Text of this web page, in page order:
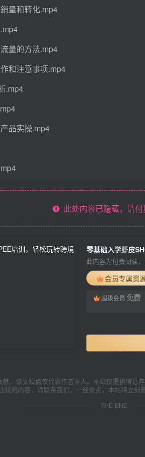
量和转化.mp4
量的方法.mp4
和注意事项.mp4
.mp4
品实操.mp4
此处内容已隐藏，请
零基础入学虾皮
此内容为付费阅读
会员专属资
超级会员 免费
，该文观点仅代表作者本人。本站仅提供信息
规的内容，请联系我们，一经查实，本站将立刻删
THE END